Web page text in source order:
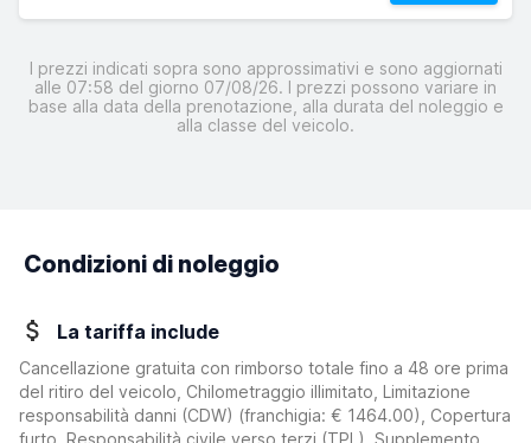
I prezzi indicati sopra sono approssimativi e sono aggiornati
alle 07:58 del giorno 07/08/26. I prezzi possono variare in
base alla data della prenotazione, alla durata del noleggio e
alla classe del veicolo.
Condizioni di noleggio
La tariffa include
Cancellazione gratuita con rimborso totale fino a 48 ore prima
del ritiro del veicolo, Chilometraggio illimitato, Limitazione
responsabilità danni (CDW) (franchigia: € 1464.00)
, Copertura
furto, Responsabilità civile verso terzi (TPL), Supplemento